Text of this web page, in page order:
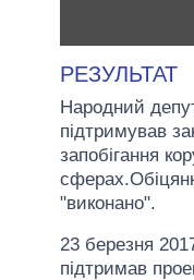
РЕЗУЛЬТАТ
Народний
підтримував
запобігання
"виконано".
23 березня
підтримав